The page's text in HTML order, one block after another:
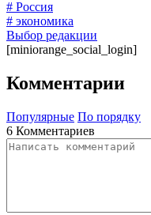
# Россия
# экономика
Выбор редакции
[miniorange_social_login]
Комментарии
Популярные По порядку
6 Комментариев